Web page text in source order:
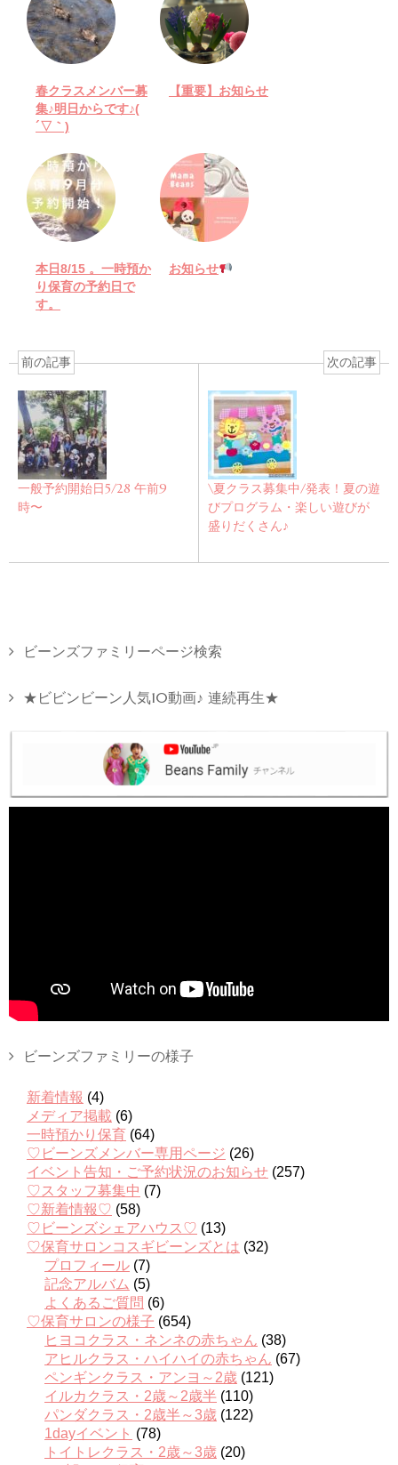
春クラスメンバー募
集♪明日からです♪(
´▽｀)
【重要】お知らせ
本日8/15 。一時預か
り保育の予約日で
す。
お知らせ
前の記事
一般予約開始日5/28 午前9
時〜
次の記事
\夏クラス募集中/発表！夏の遊
びプログラム・楽しい遊びが
盛りだくさん♪
ビーンズファミリーページ検索
★ビビンビーン人気10動画♪ 連続再生★
ビーンズファミリーの様子
新着情報 (4)
メディア掲載 (6)
一時預かり保育 (64)
♡ビーンズメンバー専用ページ (26)
イベント告知・ご予約状況のお知らせ (257)
♡スタッフ募集中 (7)
♡新着情報♡ (58)
♡ビーンズシェアハウス♡ (13)
♡保育サロンコスギビーンズとは (32)
プロフィール (7)
記念アルバム (5)
よくあるご質問 (6)
♡保育サロンの様子 (654)
ヒヨコクラス・ネンネの赤ちゃん (38)
アヒルクラス・ハイハイの赤ちゃん (67)
ペンギンクラス・アンヨ～2歳 (121)
イルカクラス・2歳～2歳半 (110)
パンダクラス・2歳半～3歳 (122)
1dayイベント (78)
トイトレクラス・2歳～3歳 (20)